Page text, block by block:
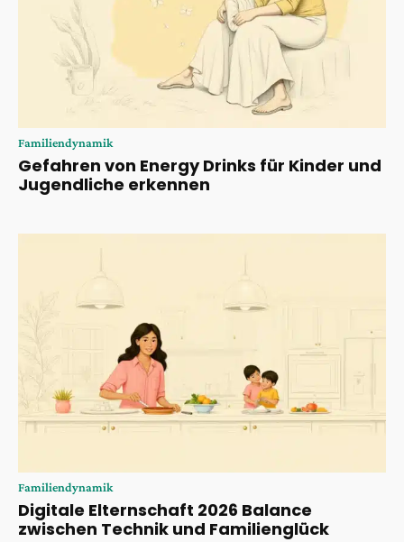
Familiendynamik
Gefahren von Energy Drinks für Kinder und
Jugendliche erkennen
Familiendynamik
Digitale Elternschaft 2026 Balance
zwischen Technik und Familienglück